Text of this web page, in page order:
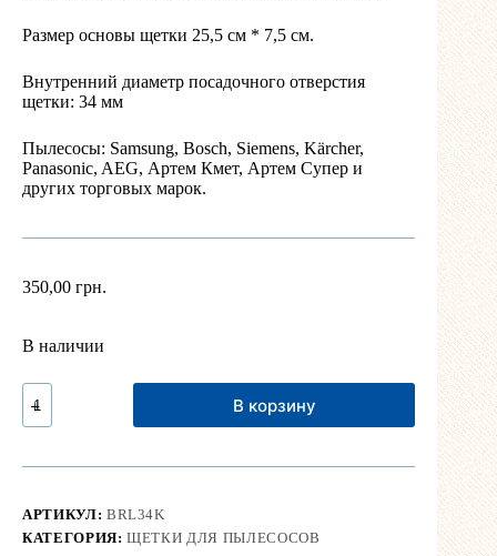
Размер основы щетки 25,5 см * 7,5 см.
Внутренний диаметр посадочного отверстия
щетки: 34 мм
Пылесосы: Samsung, Bosch, Siemens, Kärcher,
Panasonic, AEG, Артем Кмет, Артем Супер и
других торговых марок.
350,00 грн.
В наличии
Количество
Щетка
для
ламината
(34
мм
В корзину
АРТИКУЛ: BRL34K
КАТЕГОРИЯ:ЩЕТКИ ДЛЯ ПЫЛЕСОСОВ